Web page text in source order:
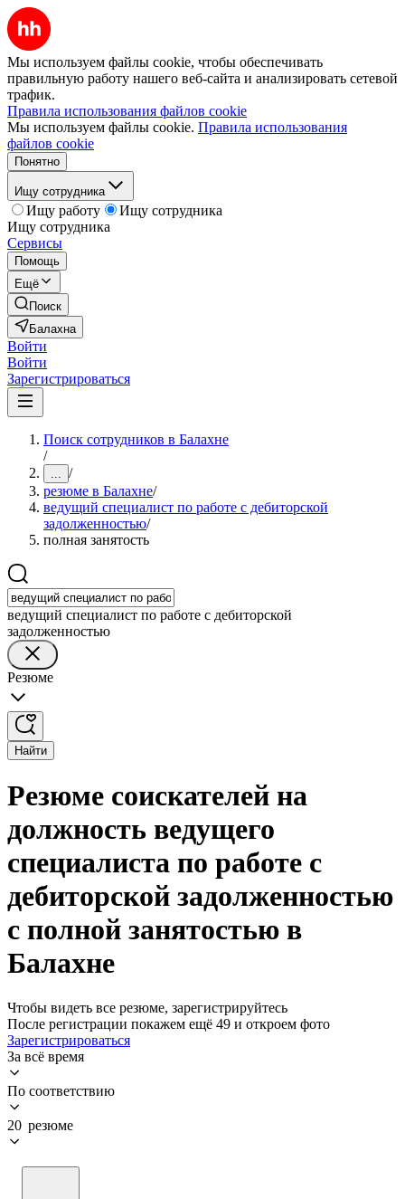
Мы используем файлы cookie, чтобы обеспечивать
правильную работу нашего веб-сайта и анализировать сетевой
трафик.
Правила использования файлов cookie
Мы используем файлы cookie. Правила использования
файлов cookie
Понятно
Ищу сотрудника
Ищу работу
Ищу сотрудника
Ищу сотрудника
Сервисы
Помощь
Ещё
Поиск
Балахна
Войти
Войти
Зарегистрироваться
Поиск сотрудников в Балахне
/
... /
резюме в Балахне/
ведущий специалист по работе с дебиторской
задолженностью/
полная занятость
ведущий специалист по работе с дебиторской
задолженностью
Резюме
Найти
Резюме соискателей на
должность ведущего
специалиста по работе с
дебиторской задолженностью
с полной занятостью в
Балахне
Чтобы видеть все резюме, зарегистрируйтесь
После регистрации покажем ещё 49 и откроем фото
Зарегистрироваться
За всё время
По соответствию
20 резюме